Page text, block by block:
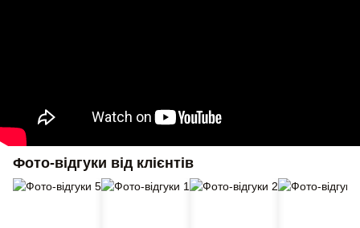
Фото-відгуки від клієнтів